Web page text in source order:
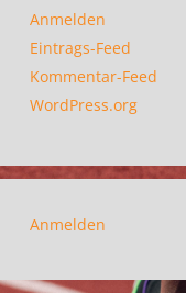
Anmelden
Eintrags-Feed
Kommentar-Feed
WordPress.org
Anmelden